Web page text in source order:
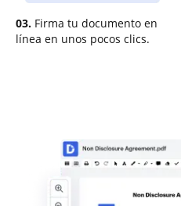
03. Firma tu documento en
línea en unos pocos clics.